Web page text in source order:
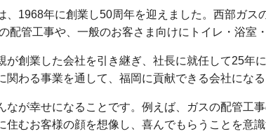
、1968年に創業し50周年を迎えました。西部ガ
配管工事や、一般のお客さま向けにトイレ・浴室
が創業した会社を引き継ぎ、社長に就任して25年
関わる事業を通して、福岡に貢献できる会社にな
なが幸せになることです。例えば、ガスの配管
住むお客様の顔を想像し、喜んでもらうことを意